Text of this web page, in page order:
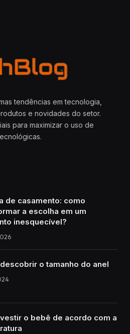
tendências em tecnologia,
e novidades do setor.
para maximizar o uso de
de casamento: como
a escolha em um
inesquecível?
o tamanho do anel
o bebê de acordo com a